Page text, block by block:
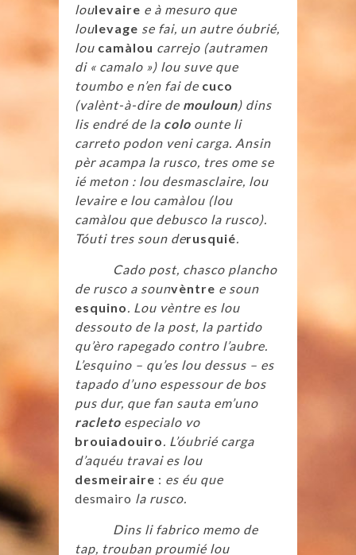
loulevaire e à mesuro que
loulevage se fai, un autre óubrié,
lou camàlou carrejo (autramen
di « camalo ») lou suve que
toumbo e n’en fai de cuco
(valènt-à-dire de mouloun) dins
lis endré de la colo ounte li
carreto podon veni carga. Ansin
pèr acampa la rusco, tres ome se
ié meton : lou desmasclaire, lou
levaire e lou camàlou (lou
camàlou que debusco la rusco).
Tóuti tres soun derusquié
Cado post, chasco plancho
de rusco a sounvèntre e soun
esquino
. Lou vèntre es lou
dessouto de la post, la partido
qu’èro rapegado contro l’aubre.
L’esquino – qu’es lou dessus – es
tapado d’uno espessour de bos
pus dur, que fan sauta em’uno
racleto especialo vo
brouiadouiro
. L’óubrié carga
d’aquéu travai es lou
desmeiraire : es éu que
desmairo la rusco.
Dins li fabrico memo de
tap, trouban proumié lou